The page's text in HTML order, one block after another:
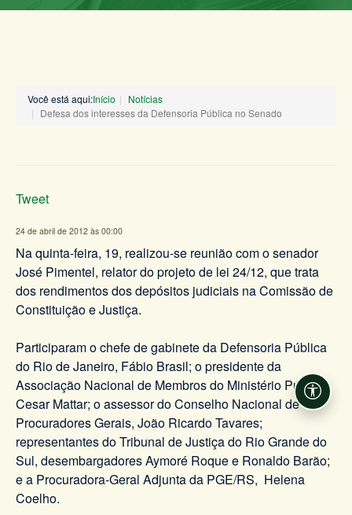
Você está aqui:Início
Notícias
Defesa dos interesses da Defensoria Pública no Senado
Tweet
24 de abril de 2012 às 00:00
Na quinta-feira, 19, realizou-se reunião com o senador
José Pimentel, relator do projeto de lei 24/12, que trata
dos rendimentos dos depósitos judiciais na Comissão de
Constituição e Justiça.
Participaram o chefe de gabinete da Defensoria Pública
do Rio de Janeiro, Fábio Brasil; o presidente da
Associação Nacional de Membros do Ministério Público,
Cesar Mattar; o assessor do Conselho Nacional de
Procuradores Gerais, João Ricardo Tavares;
representantes do Tribunal de Justiça do Rio Grande do
Sul, desembargadores Aymoré Roque e Ronaldo Barão;
e a Procuradora-Geral Adjunta da PGE/RS, Helena
Coelho.